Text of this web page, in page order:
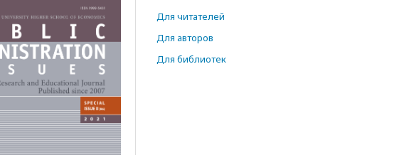
Для читателей
Для авторов
Для библиотек